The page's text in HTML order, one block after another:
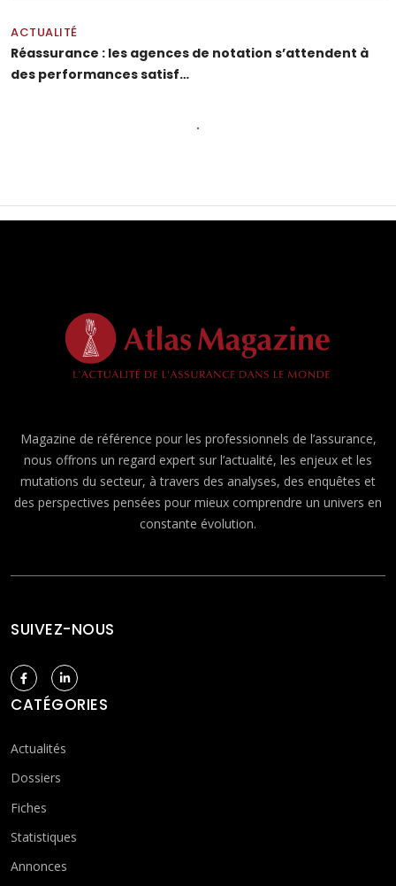
ACTUALITÉ
Réassurance : les agences de notation s’attendent à
des performances satisf…
Magazine de référence pour les professionnels de l’assurance,
nous offrons un regard expert sur l’actualité, les enjeux et les
mutations du secteur, à travers des analyses, des enquêtes et
des perspectives pensées pour mieux comprendre un univers en
constante évolution.
SUIVEZ-NOUS
CATÉGORIES
Actualités
Dossiers
Fiches
Statistiques
Annonces